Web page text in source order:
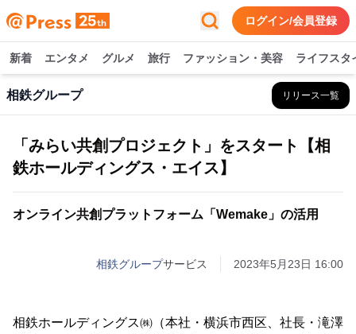
ログイン/会員登録
新着 エンタメ グルメ 旅行 ファッション・美容 ライフスタ
相鉄グループ リリース一覧
「みらい共創プロジェクト」をスタート【相
鉄ホールディングス・エイス】
オンライン共創プラットフォーム「Wemake」の活用
相鉄グループサービス 2023年5月23日 16:00
相鉄ホールディングス㈱（本社・横浜市西区、社長・滝澤